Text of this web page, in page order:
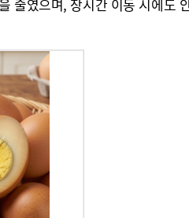
줄였으며, 장시간 이동 시에도